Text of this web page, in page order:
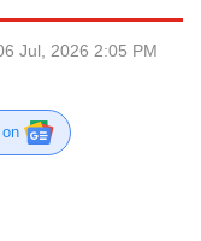
Jul, 2026 2:05 PM
on